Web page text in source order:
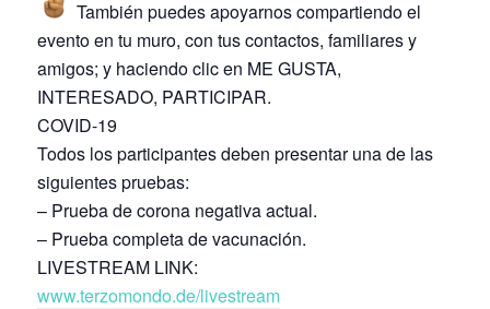
También puedes apoyarnos compartiendo el
evento en tu muro, con tus contactos, familiares y
amigos; y haciendo clic en ME GUSTA,
INTERESADO, PARTICIPAR.
COVID-19
Todos los participantes deben presentar una de las
siguientes pruebas:
– Prueba de corona negativa actual.
– Prueba completa de vacunación.
LIVESTREAM LINK:
www.terzomondo.de/livestream